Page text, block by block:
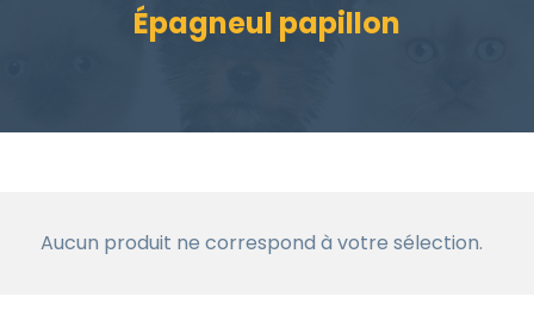
Épagneul papillon
Aucun produit ne correspond à votre sélection.